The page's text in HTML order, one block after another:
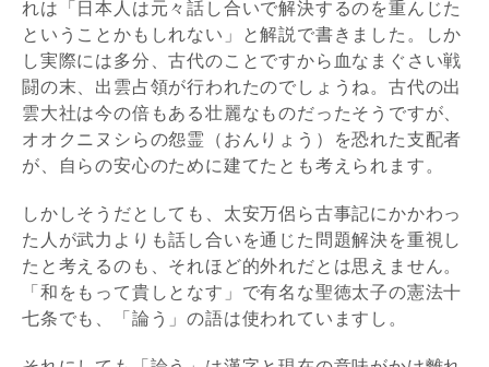
れは「日本人は元々話し合いで解決するのを重んじた
ということかもしれない」と解説で書きました。しか
し実際には多分、古代のことですから血なまぐさい戦
闘の末、出雲占領が行われたのでしょうね。古代の出
雲大社は今の倍もある壮麗なものだったそうですが、
オオクニヌシらの怨霊（おんりょう）を恐れた支配者
が、自らの安心のために建てたとも考えられます。
しかしそうだとしても、太安万侶ら古事記にかかわっ
た人が武力よりも話し合いを通じた問題解決を重視し
たと考えるのも、それほど的外れだとは思えません。
「和をもって貴しとなす」で有名な聖徳太子の憲法十
七条でも、「論う」の語は使われていますし。